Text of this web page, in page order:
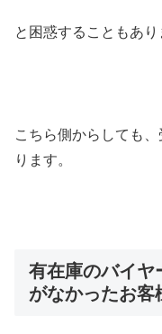
と困惑することもあり
こちら側からしても
ります。
有在庫のバイヤ
がなかったお客